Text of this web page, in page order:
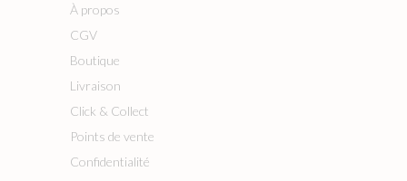
À propos
CGV
Boutique
Livraison
Click & Collect
Points de vente
Confidentialité